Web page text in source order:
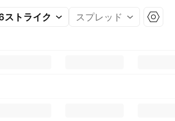
ストライク スプレッド